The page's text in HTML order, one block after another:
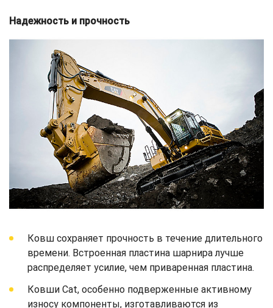
Надежность и прочность
Ковш сохраняет прочность в течение длительного
времени. Встроенная пластина шарнира лучше
распределяет усилие, чем приваренная пластина.
Ковши Cat, особенно подверженные активному
износу компоненты, изготавливаются из